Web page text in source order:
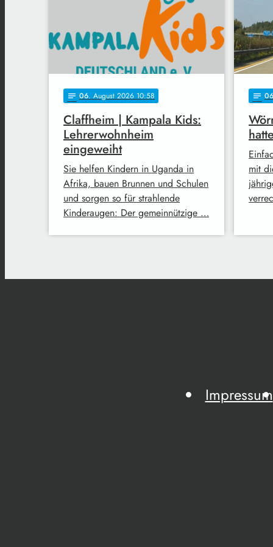
notes 06. August 2026 10:58
Claffheim | Kampala Kids:
Lehrerwohnheim
eingeweiht
Sie helfen Kindern in Uganda in
Afrika, bauen Brunnen und Schulen
und sorgen so für strahlende
Kinderaugen: Der gemeinnützige …
notes 06
mit
Impressum